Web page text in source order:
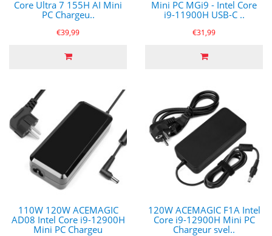
Core Ultra 7 155H AI Mini
PC Chargeu..
€39,99
Mini PC MGi9 - Intel Core
i9-11900H USB-C ..
€31,99
110W 120W ACEMAGIC
AD08 Intel Core i9-12900H
Mini PC Chargeu
120W ACEMAGIC F1A Intel
Core i9-12900H Mini PC
Chargeur svel..